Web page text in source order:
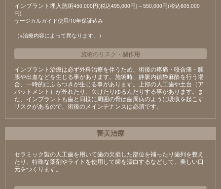
インプラント埋入施術450,000円(税込495,000円)～550,000円(税込605,000
円)
サージカルガイド使用/10年保証込み
（※治療内容によって異なります。）
施術のリスク ・ 副作用
インプラント治療は必ず外科治療を伴うため、術後の疼痛・咬合痛・腫
脹や出血などを生じる事があります。施術時、静脈内鎮静麻酔を行う場
合、一時的にふらつきが生じる事があります。上部の人工歯や土台（ア
バットメント）が外れたり、欠けたりゆるんだりする事があります。ま
た、インプラントも歯と同様に周囲の骨は歯周病のように吸収を起こす
リスクがあるので、術後のメインテナンスは必須です。
審美治療
セラミック製の⼈⼯⻭を⽤いて⻭の⽋損した部位を補ったり⻭列を整え
たり、特殊な薬剤やライトを使⽤して⻭を漂⽩するなどして、美しい⼝
元をつくります。